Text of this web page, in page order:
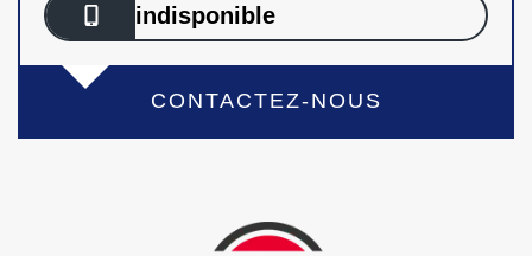
indisponible
CONTACTEZ-NOUS